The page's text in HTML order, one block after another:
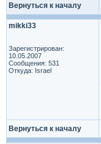
Вернуться к началу
mikki33
Зарегистрирован:
10.05.2007
Сообщения: 531
Откуда: Israel
Вернуться к началу